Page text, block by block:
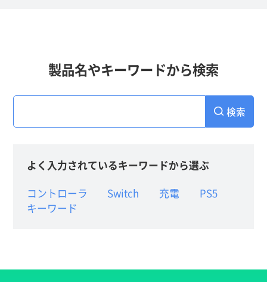
製品名やキーワードから検索
検索
よく入力されているキーワードから選ぶ
コントローラ
Switch 充電
PS5
キーワード